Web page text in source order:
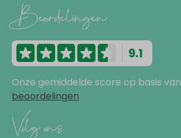
Beoordelingen
9.1
Onze gemiddelde score op basis van
beoordelingen
Volg ons